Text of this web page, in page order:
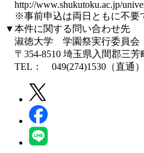
http://www.shukutoku.ac.jp/
※事前申込は両日ともに不要
▼本件に関する問い合わせ先
淑徳大学 学園祭実行委員会
〒354-8510 埼玉県入間郡三芳
TEL： 049(274)1530（直通）